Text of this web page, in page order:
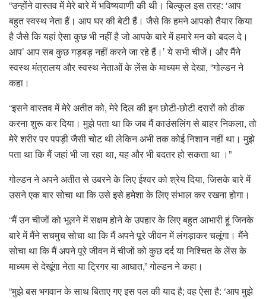
“उन्होंने वास्तव में मेरे बारे में भविष्यवाणी की थी। बिल्कुल इस तरह: ‘आप
बहुत स्वस्थ नेता हैं। आप घर की बेटी हैं। जैसे कि हमने आपको तैयार किया
है जैसे कि यहां ऐसा कुछ भी नहीं है जो आपके बारे में हमारे मन को बदल दे।
आप’ आप सब कुछ गड़बड़ नहीं करने जा रहे हैं।’ ये सभी चीजें। और मैंने
स्वस्थ मंत्रालय और स्वस्थ नेताओं के लेंस के माध्यम से देखा, “गोल्डन ने
कहा।
“इसने वास्तव में मेरे अतीत को, मेरे दिल की इन छोटी-छोटी दरारों को ठीक
करना शुरू कर दिया। मुझे पता था कि जब मैं काउंसलिंग से बाहर निकला, तो
मेरे शरीर पर पपड़ी जैसी चोट थी लेकिन अभी तक कोई निशान नहीं था। मुझे
पता था कि मैं जहां भी जा रहा था, यह और भी बदतर हो सकता था ।”
गोल्डन ने अपने अतीत से उबरने के लिए ईश्वर को श्रेय दिया, जिसके बारे में
उसने एक बार सोचा था कि उसे इसे हमेशा के लिए संभाल कर रखना होगा।
“मैं उन चीजों को भूलने में सक्षम होने के उपहार के लिए बहुत आभारी हूं जिनके
बारे में मैंने सचमुच सोचा था कि मैं अपने पूरे जीवन में लंगड़ाकर चलूंगा। मैंने
सोचा था कि मैं अपने पूरे जीवन में चीजों को कुछ दर्द या निश्चित के लेंस के
माध्यम से देखूंगा नेता या ट्रिगर या आघात,” गोल्डन ने कहा।
“मुझे बस भगवान के साथ बिताए गए इस पल की याद है; वह ऐसा है: ‘आप मुझे